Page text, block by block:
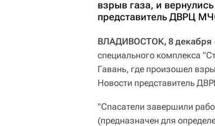
взрыв газа, и
представитель ДВРЦ
ВЛАДИВОСТОК, 8 декабря
специального комплекса
Гавань, где произошел
Новости представитель
"Спасатели завершили
(предназначен для